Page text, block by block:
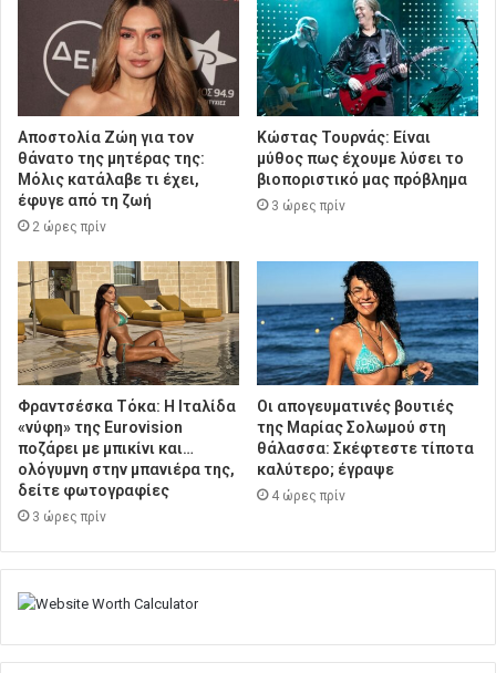
Αποστολία Ζώη για τον
θάνατο της μητέρας της:
Μόλις κατάλαβε τι έχει,
έφυγε από τη ζωή
2 ώρες πρίν
Κώστας Τουρνάς: Είναι
μύθος πως έχουμε λύσει το
βιοποριστικό μας πρόβλημα
3 ώρες πρίν
Φραντσέσκα Τόκα: Η Ιταλίδα
«νύφη» της Eurovision
ποζάρει με μπικίνι και…
ολόγυμνη στην μπανιέρα της,
δείτε φωτογραφίες
3 ώρες πρίν
Οι απογευματινές βουτιές
της Μαρίας Σολωμού στη
θάλασσα: Σκέφτεστε τίποτα
καλύτερο; έγραψε
4 ώρες πρίν